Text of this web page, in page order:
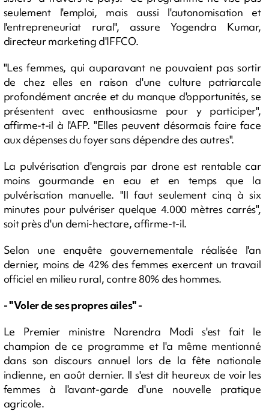
seulement l'emploi, mais aussi l'autonomisation et
l'entrepreneuriat rural", assure Yogendra Kumar,
directeur marketing d'IFFCO.
"Les femmes, qui auparavant ne pouvaient pas sortir
de chez elles en raison d'une culture patriarcale
profondément ancrée et du manque d'opportunités, se
présentent avec enthousiasme pour y participer",
affirme-t-il à l'AFP. "Elles peuvent désormais faire face
aux dépenses du foyer sans dépendre des autres".
La pulvérisation d'engrais par drone est rentable car
moins gourmande en eau et en temps que la
pulvérisation manuelle. "Il faut seulement cinq à six
minutes pour pulvériser quelque 4.000 mètres carrés",
soit près d'un demi-hectare, affirme-t-il.
Selon une enquête gouvernementale réalisée l'an
dernier, moins de 42% des femmes exercent un travail
officiel en milieu rural, contre 80% des hommes.
- "Voler de ses propres ailes" -
Le Premier ministre Narendra Modi s'est fait le
champion de ce programme et l'a même mentionné
dans son discours annuel lors de la fête nationale
indienne, en août dernier. Il s'est dit heureux de voir les
femmes à l'avant-garde d'une nouvelle pratique
agricole.